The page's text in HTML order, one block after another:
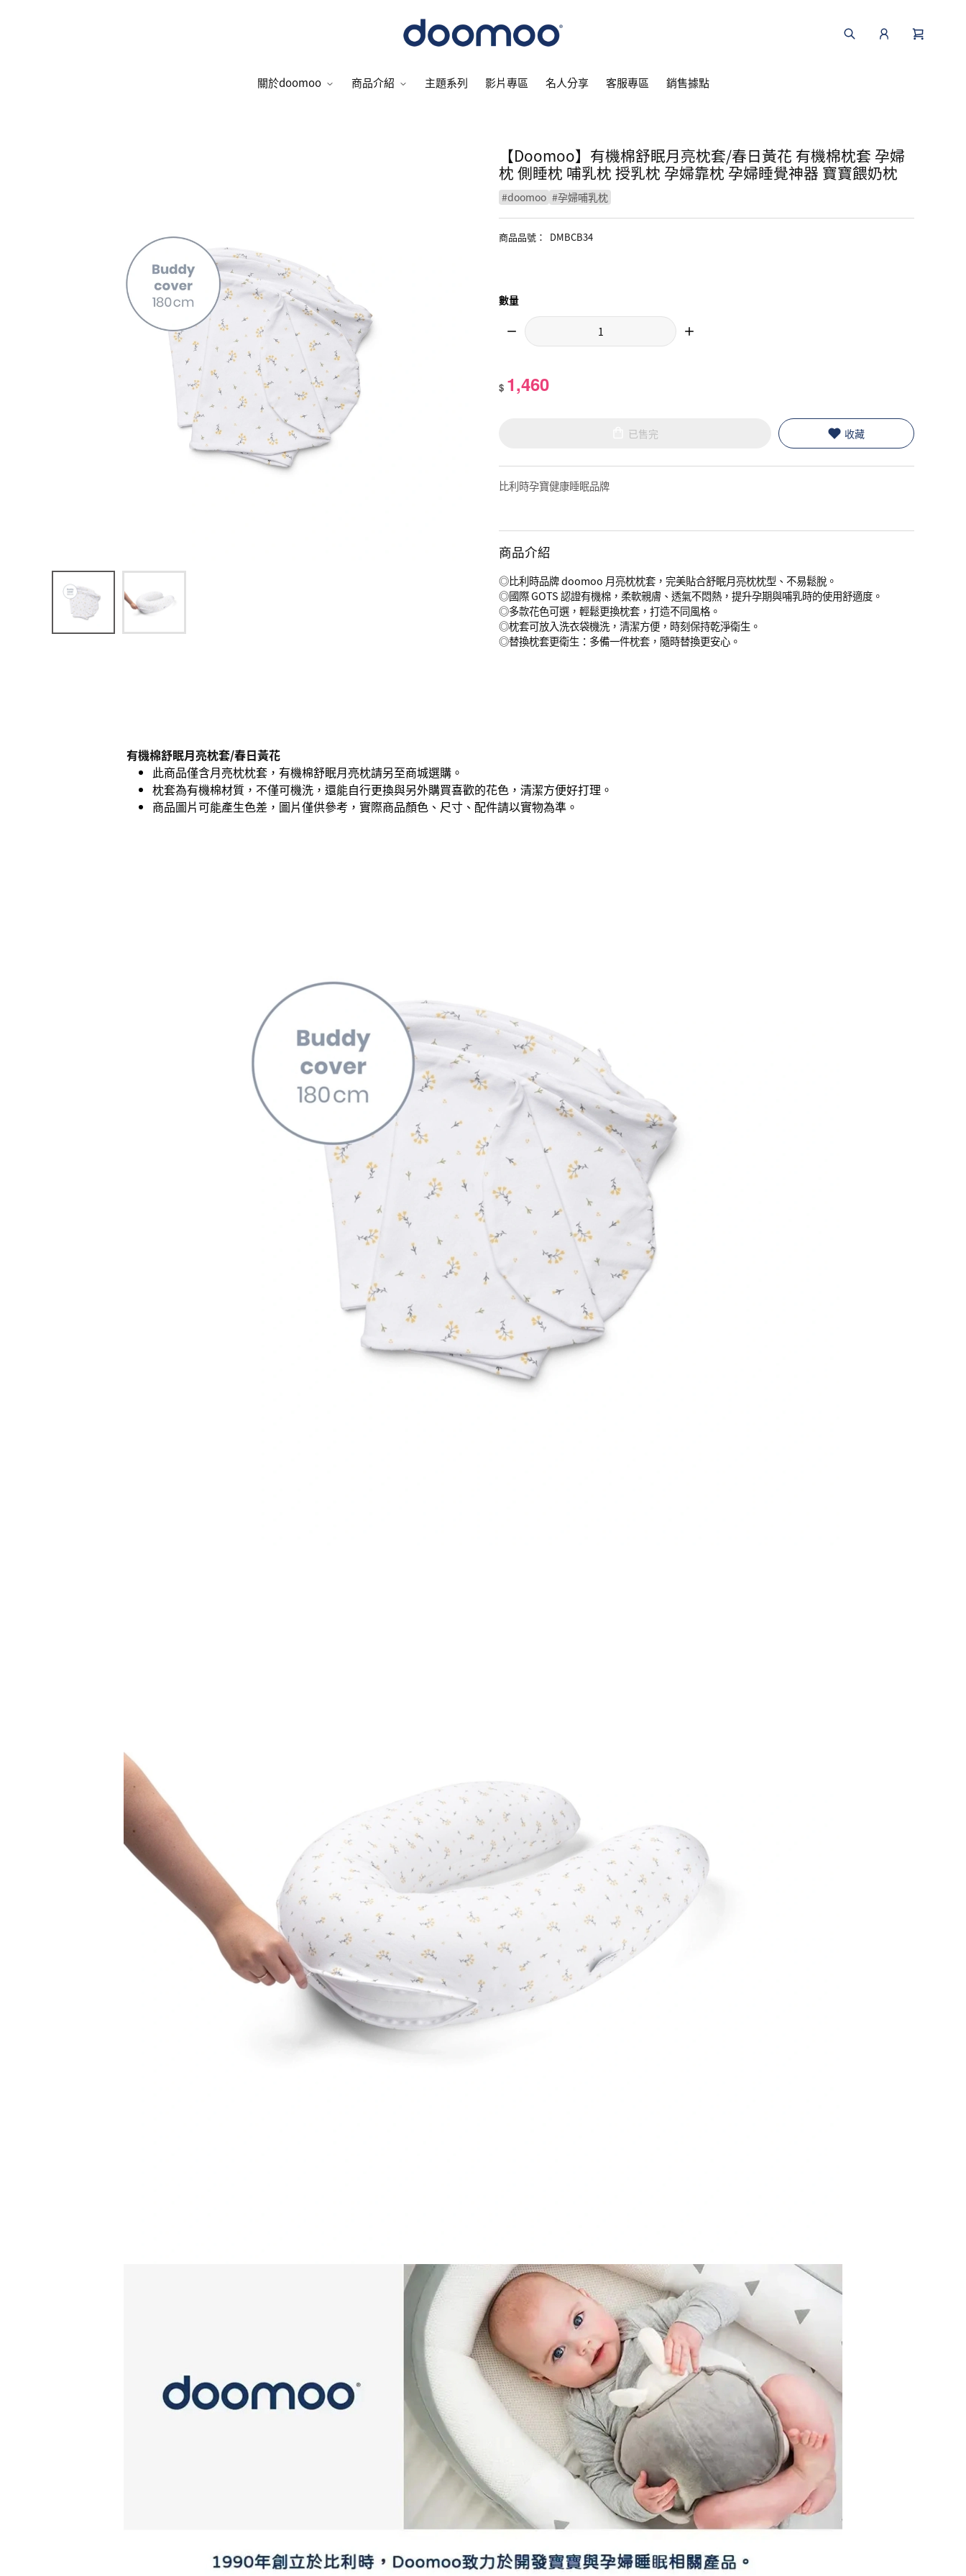
關於doomoo 商品介紹 主題系列 影片專區 名人分享 客服專區 銷售據點
【Doomoo】有機棉舒眠月亮枕套/春日黃花 有機棉枕套 孕婦
枕 側睡枕 哺乳枕 授乳枕 孕婦靠枕 孕婦睡覺神器 寶寶餵奶枕
#doomoo #孕婦哺乳枕
商品品號 ： DMBCB34
數量
$ 1,460
已售完 收藏
比利時孕寶健康睡眠品牌
商品介紹
◎比利時品牌 doomoo 月亮枕枕套，完美貼合舒眠月亮枕枕型、不易鬆脫。
◎國際 GOTS 認證有機棉，柔軟親膚、透氣不悶熱，提升孕期與哺乳時的使用舒適度。
◎多款花色可選，輕鬆更換枕套，打造不同風格。
◎枕套可放入洗衣袋機洗，清潔方便，時刻保持乾淨衛生。
◎替換枕套更衛生：多備一件枕套，隨時替換更安心。
有機棉舒眠月亮枕套/春日黃花
此商品僅含月亮枕枕套，有機棉舒眠月亮枕請另至商城選購。
枕套為有機棉材質，不僅可機洗，還能自行更換與另外購買喜歡的花色，清潔方便好打理。
商品圖片可能產生色差，圖片僅供參考，實際商品顏色、尺寸、配件請以實物為準。